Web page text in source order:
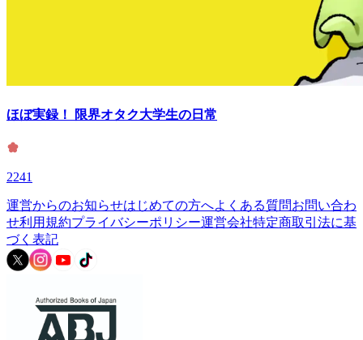
ほぼ実録！ 限界オタク大学生の日常
2241
運営からのお知らせはじめての方へよくある質問お問い合わ
せ利用規約プライバシーポリシー運営会社特定商取引法に基
づく表記